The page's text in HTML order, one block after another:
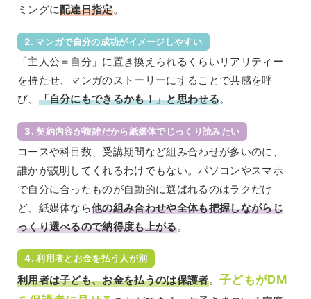
ミングに配達日指定。
2. マンガで自分の成功がイメージしやすい
「主人公＝自分」に置き換えられるくらいリアリティー
を持たせ、マンガのストーリーにすることで共感を呼
び、 「自分にもできるかも！」と思わせる。
3. 契約内容が複雑だから紙媒体でじっくり読みたい
コースや科目数、受講期間など組み合わせが多いのに、
誰かが説明してくれるわけでもない。パソコンやスマホ
で自分に合ったものが自動的に選ばれるのはラクだけ
ど、紙媒体なら他の組み合わせや全体も把握しながらじ
っくり選べるので納得度も上がる。
4. 利用者とお金を払う人が別
利用者は子ども、お金を払うのは保護者。 子どもがDM